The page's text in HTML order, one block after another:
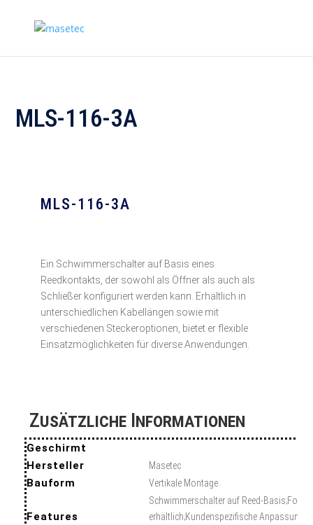
MLS-116-3A
MLS-116-3A
Ein Schwimmerschalter auf Basis eines
Reedkontakts, der sowohl als Öffner als auch als
Schließer konfiguriert werden kann. Erhältlich in
unterschiedlichen Kabellängen sowie mit
verschiedenen Steckeroptionen, bietet er flexible
Einsatzmöglichkeiten für diverse Anwendungen.
Zusätzliche Informationen
Geschirmt
Hersteller
Masetec
Bauform Vertikale Montage
Features
Schwimmerschalter auf Reed-
erhältlich;Kundenspezifische